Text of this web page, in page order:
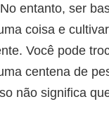
entanto, ser
coisa e
Você pode
centena de
não significa